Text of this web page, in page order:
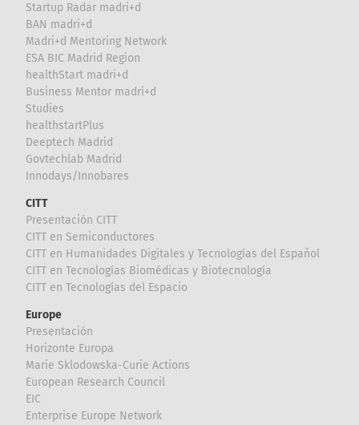
Startup Radar madri+d
BAN madri+d
Madri+d Mentoring Network
ESA BIC Madrid Region
healthStart madri+d
Business Mentor madri+d
Studies
healthstartPlus
Deeptech Madrid
Govtechlab Madrid
Innodays/Innobares
CITT
Presentación CITT
CITT en Semiconductores
CITT en Humanidades Digitales y Tecnologías del Español
CITT en Tecnologías Biomédicas y Biotecnología
CITT en Tecnologías del Espacio
Europe
Presentación
Horizonte Europa
Marie Sklodowska-Curie Actions
European Research Council
EIC
Enterprise Europe Network